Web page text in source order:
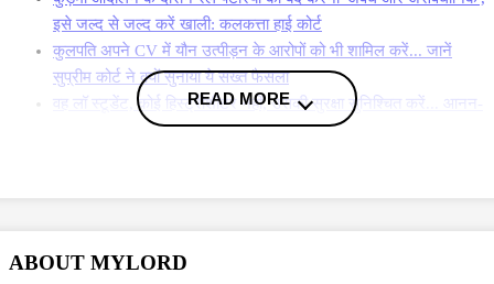
इसे जल्द से जल्द करें खाली: कलकत्ता हाई कोर्ट
कुलपति अपने CV में यौन उत्पीड़न के आरोपों को भी शामिल करें... जानें
सुप्रीम कोर्ट ने क्यों सुनाया ये सख्त फैसला
वह लॉ स्टूडेंट, कोई हिस्ट्रीशीटर नहीं, उसकी सुरक्षा सुनिश्चित करें... आनन-
फानन में शर्मिष्ठा पनोली के खिलाफ कार्रवाई करने पर हाई कोर्ट ने कलकत्ता
बंगाल स्कूल चयन आयोग (WBSSC) द्वारा की गई लगभग 25000 शिक्षण और गैर-
READ MORE
ABOUT MYLORD